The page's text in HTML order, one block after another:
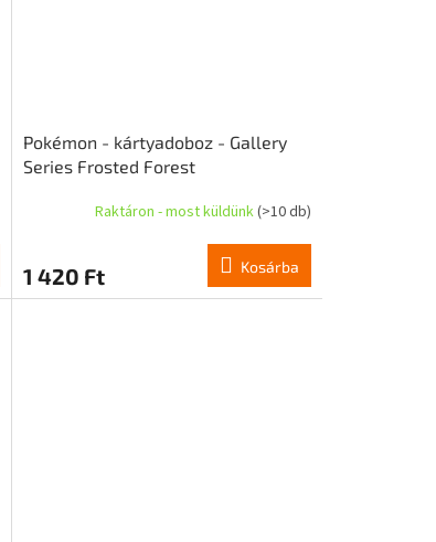
Pokémon - kártyadoboz - Gallery
Series Frosted Forest
Raktáron - most küldünk(>10 db)
1 420 Ft Kosárba